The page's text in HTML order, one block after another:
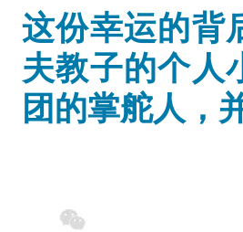
这份幸运的背
夫教子的个人
团的掌舵人，